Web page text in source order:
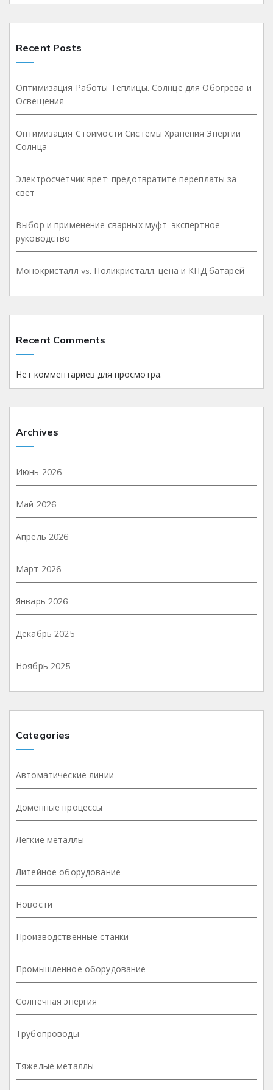
Recent Posts
Оптимизация Работы Теплицы: Солнце для Обогрева и
Освещения
Оптимизация Стоимости Системы Хранения Энергии
Солнца
Электросчетчик врет: предотвратите переплаты за
свет
Выбор и применение сварных муфт: экспертное
руководство
Монокристалл vs. Поликристалл: цена и КПД батарей
Recent Comments
Нет комментариев для просмотра.
Archives
Июнь 2026
Май 2026
Апрель 2026
Март 2026
Январь 2026
Декабрь 2025
Ноябрь 2025
Categories
Автоматические линии
Доменные процессы
Легкие металлы
Литейное оборудование
Новости
Производственные станки
Промышленное оборудование
Солнечная энергия
Трубопроводы
Тяжелые металлы